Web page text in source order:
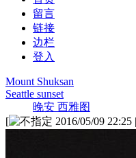
留言
链接
边栏
登入
Mount Shuksan
Seattle sunset
晚安 西雅图
[
2016/05/09 22:25